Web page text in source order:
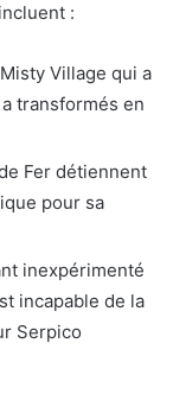
:
Village qui a
transformés en
Fer détiennent
pour sa
inexpérimenté
incapable de la
Serpico